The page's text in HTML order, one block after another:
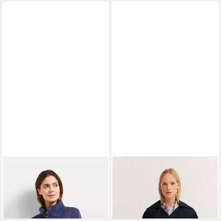
Blouson mit
femininem Stehkragen
149,99 € UVP199,99 €
Cabanjacke
wasserabweisend
UVP239,99 €